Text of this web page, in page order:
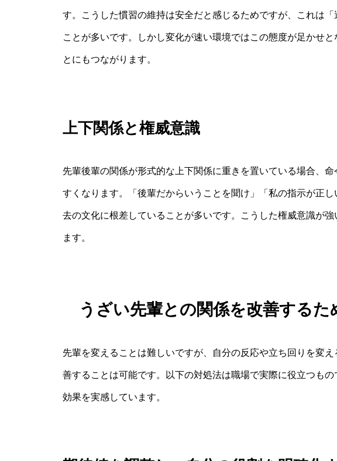
す。こうした慣習の維持は安全だと感じるためですが、これは
ことが多いです。しかし変化が速い環境ではこの態度が足かせ
とにもつながります。
上下関係と権威意識
先輩後輩の関係が形式的な上下関係に重きを置いている場合、
すくなります。「後輩だからいうことを聞け」「私の指示が正
去の文化に根差していることが多いです。こうした権威意識が
ます。
うざい先輩との関係を改善するた
先輩を変えることは難しいですが、自分の反応や立ち回りを変
善することは可能です。以下の対処法は職場で実際に役立つも
効果を実感しています。